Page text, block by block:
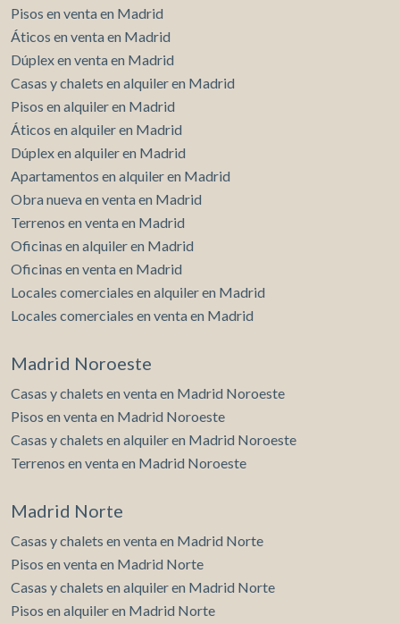
Pisos en venta en Madrid
Áticos en venta en Madrid
Dúplex en venta en Madrid
Casas y chalets en alquiler en Madrid
Pisos en alquiler en Madrid
Áticos en alquiler en Madrid
Dúplex en alquiler en Madrid
Apartamentos en alquiler en Madrid
Obra nueva en venta en Madrid
Terrenos en venta en Madrid
Oficinas en alquiler en Madrid
Oficinas en venta en Madrid
Locales comerciales en alquiler en Madrid
Locales comerciales en venta en Madrid
Madrid Noroeste
Casas y chalets en venta en Madrid Noroeste
Pisos en venta en Madrid Noroeste
Casas y chalets en alquiler en Madrid Noroeste
Terrenos en venta en Madrid Noroeste
Madrid Norte
Casas y chalets en venta en Madrid Norte
Pisos en venta en Madrid Norte
Casas y chalets en alquiler en Madrid Norte
Pisos en alquiler en Madrid Norte